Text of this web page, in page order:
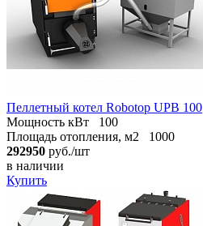
Пеллетный котел Robotop UPB 100
Мощность кВт
100
Площадь отопления, м2
1000
292950 руб./шт
в наличии
Купить